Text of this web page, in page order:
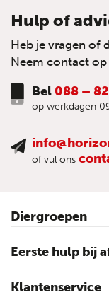
Hulp of
Heb je vragen of
Neem contact
Bel 088 –
op werkdagen
of vul ons
Diergroepen
Rund
Schaap
Paard
Geit
Pluimvee
Varken
Huisdieren
Reigers
Wolfafweer
Wild / Wildafweer
Eerste hulp bij
Horizont Animatie-
Horizont
Horizont afrastering
Afraster advies voor
Afraster advies voor
Afraster advies voor
Afraster advies tegen
Afraster advies
Afraster advies voor
Afraster advies voor
Afraster advies voor
Afraster advies tegen
Agro Aktueel
Klantenservice
Contact
Mijn account
Veilig winkelen
Algemene voorwaarden
Privacy- en
Disclaimer
Sitemap